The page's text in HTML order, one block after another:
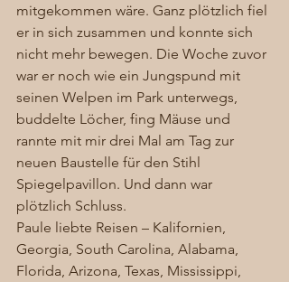
mitgekommen wäre. Ganz plötzlich fiel
er in sich zusammen und konnte sich
nicht mehr bewegen. Die Woche zuvor
war er noch wie ein Jungspund mit
seinen Welpen im Park unterwegs,
buddelte Löcher, fing Mäuse und
rannte mit mir drei Mal am Tag zur
neuen Baustelle für den Stihl
Spiegelpavillon. Und dann war
plötzlich Schluss.
Paule liebte Reisen – Kalifornien,
Georgia, South Carolina, Alabama,
Florida, Arizona, Texas, Mississippi,